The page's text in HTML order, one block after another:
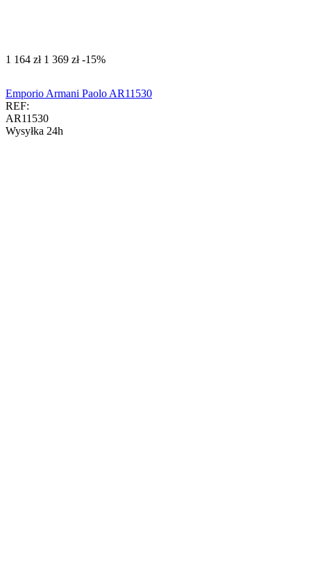
‍1 164‍ zł ‍1 369‍ zł -15%
Emporio Armani Paolo AR11530
REF:
AR11530
Wysyłka 24h